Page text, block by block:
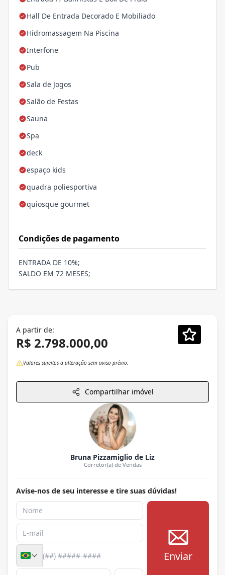
Hall De Entrada Decorado E Mobiliado
Hidromassagem Na Piscina
Interfone
Pub
Sala de Jogos
Salão de Festas
Sauna
Spa
deck
espaço kids
quadra poliesportiva
quiosque gourmet
Condições de pagamento
ENTRADA DE 10%;
SALDO EM 72 MESES;
A partir de:
R$ 2.798.000,00
Valores sujeitos a alteração sem aviso prévio.
Compartilhar imóvel
Bruna Pizzamiglio de Liz
Corretor(a) de Vendas
Avise-nos de seu interesse e tire suas dúvidas!
Enviar